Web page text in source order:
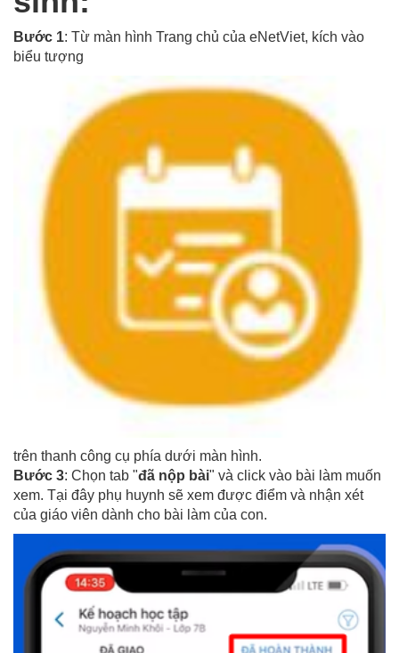
Bước 1: Từ màn hình Trang chủ của eNetViet, kích vào
biểu tượng
trên thanh công cụ phía dưới màn hình.
Bước 3: Chọn tab "đã nộp bài" và click vào bài làm muốn
xem. Tại đây phụ huynh sẽ xem được điểm và nhận xét
của giáo viên dành cho bài làm của con.